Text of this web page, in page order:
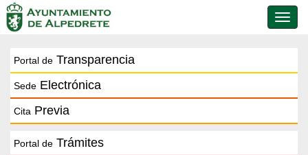
de
Portal de Transparencia
Sede Electrónica
Cita Previa
Portal de Trámites